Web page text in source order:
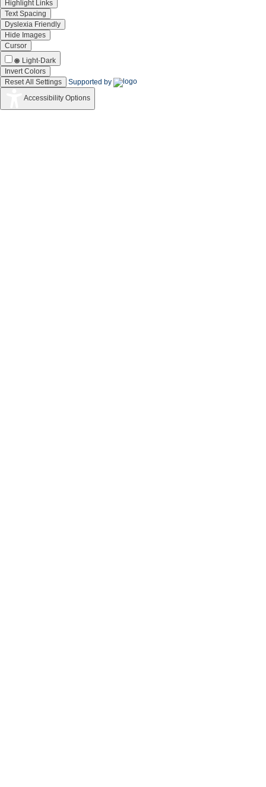
Highlight Links
Text Spacing
Dyslexia Friendly
Hide Images
Cursor
Light-Dark
Invert Colors
Reset All Settings
Supported by
Accessibility Options